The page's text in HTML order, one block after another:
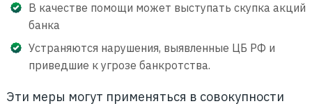
В качестве помощи может выступать скупка акций
банка
Устраняются нарушения, выявленные ЦБ РФ и
приведшие к угрозе банкротства.
Эти меры могут применяться в совокупности